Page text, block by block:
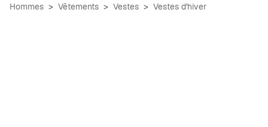
Hommes Vêtements Vestes Vestes d'hiver